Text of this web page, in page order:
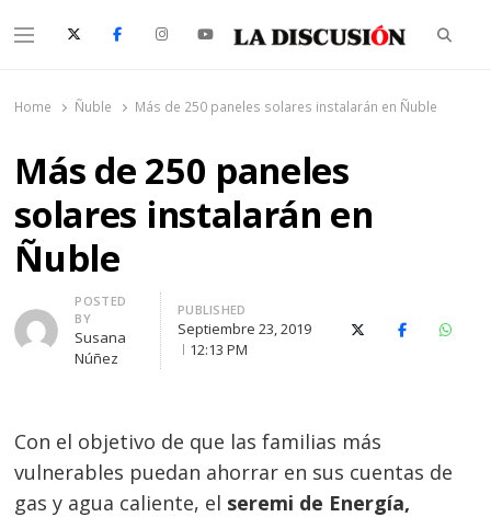
Menu
Home Ñuble Más de 250 paneles solares instalarán en Ñuble
Más de 250 paneles
solares instalarán en
Ñuble
Author
POSTED
BY
Susana
Núñez
PUBLISHED
Septiembre 23, 2019
12:13 PM
X (Twitter)Facebook
Con el objetivo de que las familias más
vulnerables puedan ahorrar en sus cuentas de
gas y agua caliente, el seremi de Energía,